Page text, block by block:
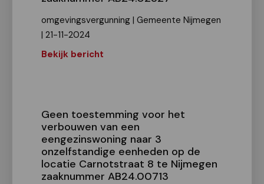
omgevingsvergunning | Gemeente Nijmegen
| 21-11-2024
Bekijk bericht
Geen toestemming voor het
verbouwen van een
eengezinswoning naar 3
onzelfstandige eenheden op de
locatie Carnotstraat 8 te Nijmegen
zaaknummer AB24.00713